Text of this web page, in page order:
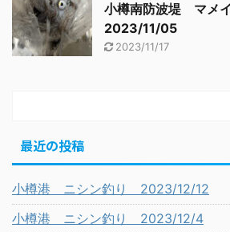
小樽南防波堤 マメ
2023/11/05
2023/11/17
最近の投稿
小樽港 ニシン釣り 2023/12/12
小樽港 ニシン釣り 2023/12/4